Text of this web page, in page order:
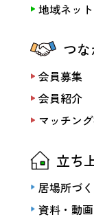
地域ネッ
つ
会員募集
会員紹介
マッチン
立ち
居場所づ
資料・動画